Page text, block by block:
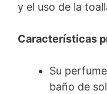
y el uso de la
Características
Su
baño de